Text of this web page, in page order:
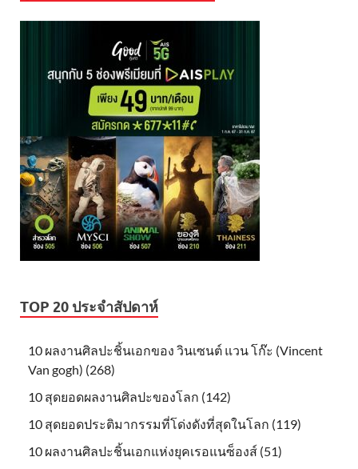
TOP 20 ประจำสัปดาห์
10 ผลงานศิลปะชิ้นเอกของ วินเซนต์ แวน โก๊ะ (Vincent
Van gogh) (268)
10 สุดยอดผลงานศิลปะของโลก (142)
10 สุดยอดประติมากรรมที่โด่งดังที่สุดในโลก (119)
10 ผลงานศิลปะชิ้นเอกแห่งยุคเรอแนซ็องส์ (51)